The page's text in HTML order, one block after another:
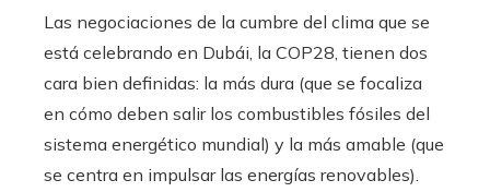
Las negociaciones de la cumbre del clima que se
está celebrando en Dubái, la COP28, tienen dos
cara bien definidas: la más dura (que se focaliza
en cómo deben salir los combustibles fósiles del
sistema energético mundial) y la más amable (que
se centra en impulsar las energías renovables).